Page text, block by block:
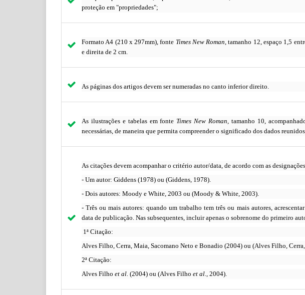
proteção em "propriedades";
Formato A4 (210 x 297mm), fonte Times New Roman, tamanho 12, espaço 1,5
e direita de 2 cm.
As páginas dos artigos devem ser numeradas no canto inferior direito.
As ilustrações e tabelas em fonte Times New Roman, tamanho 10,
necessárias, de maneira que permita compreender o significado dos dados
As citações devem acompanhar o critério autor/data, de acordo com as
- Um autor: Giddens (1978) ou (Giddens, 1978).
- Dois autores: Moody e White, 2003 ou (Moody & White, 2003).
- Três ou mais autores: quando um trabalho tem três ou mais autores,
data de publicação. Nas subsequentes, incluir apenas o sobrenome do primeiro
1ª Citação:
Alves Filho, Cerra, Maia, Sacomano Neto e Bonadio (2004) ou (Alves Filho,
2ª Citação:
Alves Filho et al. (2004) ou (Alves Filho et al., 2004).